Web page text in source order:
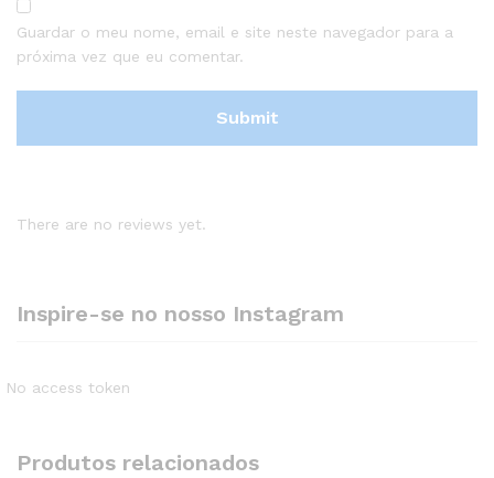
Guardar o meu nome, email e site neste navegador para a
próxima vez que eu comentar.
There are no reviews yet.
Inspire-se no nosso Instagram
No access token
Produtos relacionados